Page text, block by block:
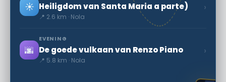
☀️ Heiligdom van Santa Maria a parte)
📍 2.6 km · Nola
›
🌆
EVENING
De goede vulkaan van Renzo Piano
📍 5.8 km · Nola
›